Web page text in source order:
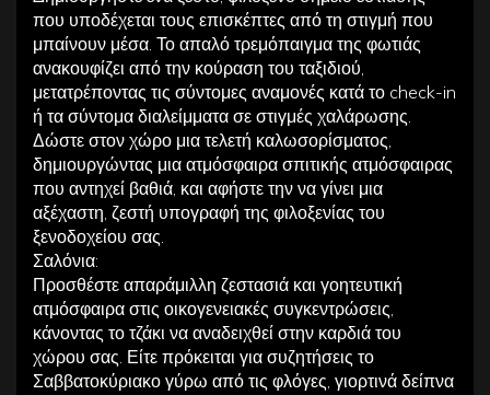
που υποδέχεται τους επισκέπτες από τη στιγμή που
μπαίνουν μέσα. Το απαλό τρεμόπαιγμα της φωτιάς
ανακουφίζει από την κούραση του ταξιδιού,
μετατρέποντας τις σύντομες αναμονές κατά το check-in
ή τα σύντομα διαλείμματα σε στιγμές χαλάρωσης.
Δώστε στον χώρο μια τελετή καλωσορίσματος,
δημιουργώντας μια ατμόσφαιρα σπιτικής ατμόσφαιρας
που αντηχεί βαθιά, και αφήστε την να γίνει μια
αξέχαστη, ζεστή υπογραφή της φιλοξενίας του
ξενοδοχείου σας.
Σαλόνια:
Προσθέστε απαράμιλλη ζεστασιά και γοητευτική
ατμόσφαιρα στις οικογενειακές συγκεντρώσεις,
κάνοντας το τζάκι να αναδειχθεί στην καρδιά του
χώρου σας. Είτε πρόκειται για συζητήσεις το
Σαββατοκύριακο γύρω από τις φλόγες, γιορτινά δείπνα